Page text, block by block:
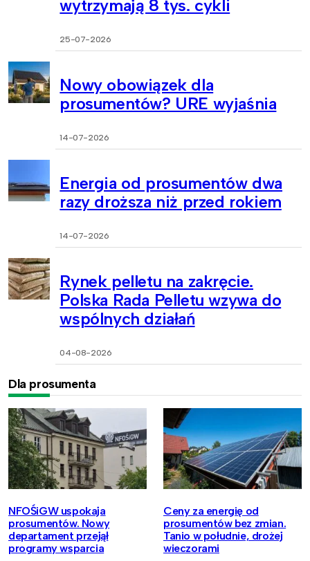
wytrzymają 8 tys. cykli
25-07-2026
Nowy obowiązek dla
prosumentów? URE wyjaśnia
14-07-2026
Energia od prosumentów dwa
razy droższa niż przed rokiem
14-07-2026
Rynek pelletu na zakręcie.
Polska Rada Pelletu wzywa do
wspólnych działań
04-08-2026
Dla prosumenta
NFOŚiGW uspokaja
prosumentów. Nowy
departament przejął
programy wsparcia
Ceny za energię od
prosumentów bez zmian.
Tanio w południe, drożej
wieczorami